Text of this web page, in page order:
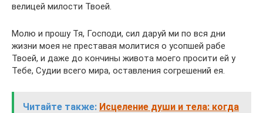
велицей милости Твоей.
Молю и прошу Тя, Господи, сил даруй ми по вся дни
жизни моея не преставая молитися о усопшей рабе
Твоей, и даже до кончины живота моего просити ей у
Тебе, Судии всего мира, оставления согрешений ея.
Читайте также: Исцеление души и тела: когда